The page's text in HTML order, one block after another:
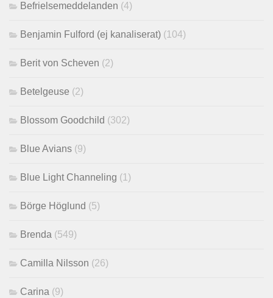
Befrielsemeddelanden (4)
Benjamin Fulford (ej kanaliserat) (104)
Berit von Scheven (2)
Betelgeuse (2)
Blossom Goodchild (302)
Blue Avians (9)
Blue Light Channeling (1)
Börge Höglund (5)
Brenda (549)
Camilla Nilsson (26)
Carina (9)